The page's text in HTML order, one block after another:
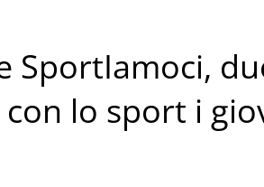
SportIamoci,
lo sport i